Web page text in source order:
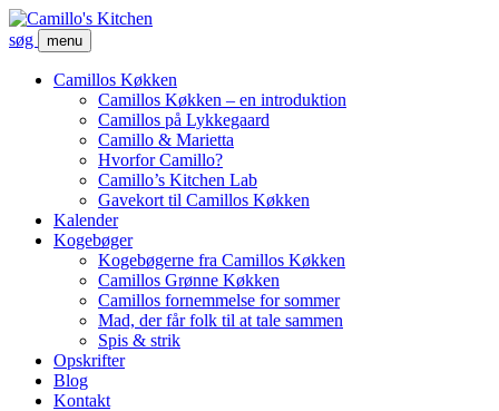
søg menu
Camillos Køkken
Camillos Køkken – en introduktion
Camillos på Lykkegaard
Camillo & Marietta
Hvorfor Camillo?
Camillo’s Kitchen Lab
Gavekort til Camillos Køkken
Kalender
Kogebøger
Kogebøgerne fra Camillos Køkken
Camillos Grønne Køkken
Camillos fornemmelse for sommer
Mad, der får folk til at tale sammen
Spis & strik
Opskrifter
Blog
Kontakt